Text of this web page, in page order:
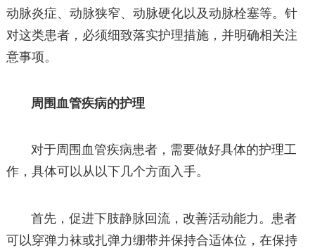
动脉炎症、动脉狭窄、动脉硬化以及动脉栓塞等。针
对这类患者，必须细致落实护理措施，并明确相关注
意事项。
周围血管疾病的护理
对于周围血管疾病患者，需要做好具体的护理工
作，具体可以从以下几个方面入手。
首先，促进下肢静脉回流，改善活动能力。患者
可以穿弹力袜或扎弹力绷带并保持合适体位，在保持